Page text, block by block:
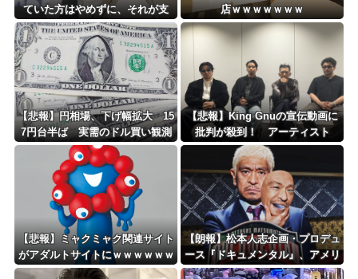
海外「おめでとうタキ！」リヴァプール南野がバースデーゴール！！
Powered by livedoor 相互RSS
ていた方はやめずに、それが支
援」
店ｗｗｗｗｗｗｗ
【悲報】円相場、下げ幅拡大 15
7円台半ば 実需のドル買い観測
【悲報】King Gnuの宣伝動画に
批判が殺到！ アーティスト
に“好感度”ばかり求める時代への
違和感
【悲報】ミャクミャク関連サイト
がアダルトサイトにｗｗｗｗｗｗ
ｗｗｗｗｗ
【朗報】松本人志企画・プロデュ
ース『ドキュメンタル』、アメリ
カで初の制作が決定！ 海外タイ